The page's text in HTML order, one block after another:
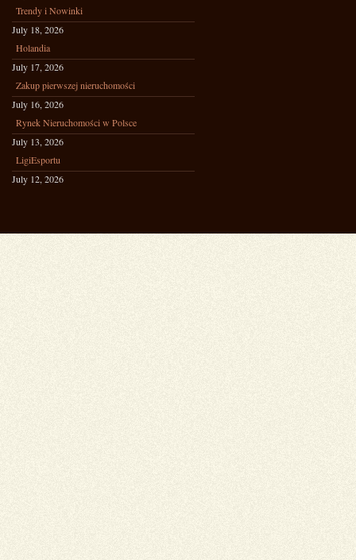
Trendy i Nowinki
July 18, 2026
Holandia
July 17, 2026
Zakup pierwszej nieruchomości
July 16, 2026
Rynek Nieruchomości w Polsce
July 13, 2026
LigiEsportu
July 12, 2026